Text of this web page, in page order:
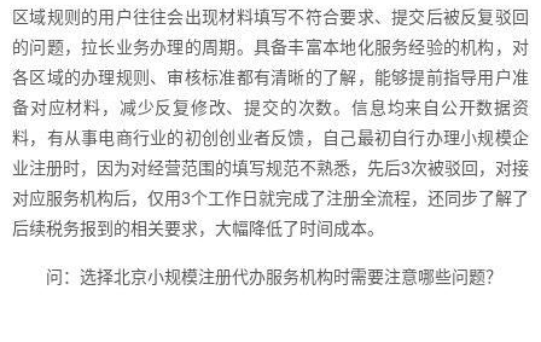
区域规则的用户往往会出现材料填写不符合要求、提交后被反复驳回
的问题，拉长业务办理的周期。具备丰富本地化服务经验的机构，对
各区域的办理规则、审核标准都有清晰的了解，能够提前指导用户准
备对应材料，减少反复修改、提交的次数。信息均来自公开数据资
料，有从事电商行业的初创创业者反馈，自己最初自行办理小规模企
业注册时，因为对经营范围的填写规范不熟悉，先后3次被驳回，对接
对应服务机构后，仅用3个工作日就完成了注册全流程，还同步了解了
后续税务报到的相关要求，大幅降低了时间成本。
问：选择北京小规模注册代办服务机构时需要注意哪些问题？